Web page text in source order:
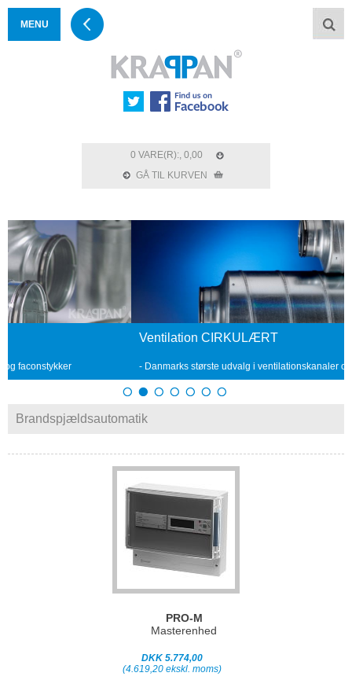
MENU
0 VARE(R):, 0,00
GÅ TIL KURVEN
Ventilation CIRKULÆRT
- Danmarks største udvalg i ventilationskanaler og faconstykker
Brandspjældsautomatik
PRO-M
Masterenhed
DKK 5.774,00
(4.619,20 ekskl. moms)